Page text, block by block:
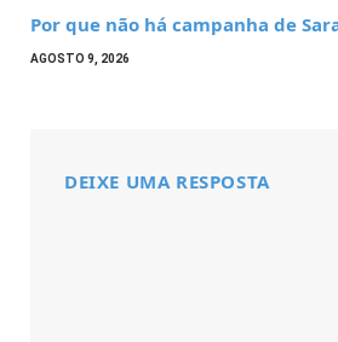
Por que não há campanha de
AGOSTO 9, 2026
DEIXE UMA RESPOSTA